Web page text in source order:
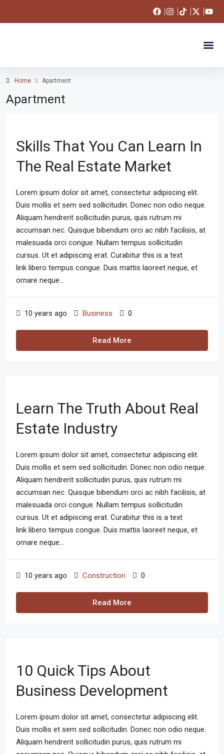
Home Apartment
Apartment
Skills That You Can Learn In
The Real Estate Market
Lorem ipsum dolor sit amet, consectetur adipiscing elit.
Duis mollis et sem sed sollicitudin. Donec non odio neque.
Aliquam hendrerit sollicitudin purus, quis rutrum mi
accumsan nec. Quisque bibendum orci ac nibh facilisis, at
malesuada orci congue. Nullam tempus sollicitudin
cursus. Ut et adipiscing erat. Curabitur this is a text
link libero tempus congue. Duis mattis laoreet neque, et
ornare neque...
10 years ago Business 0
Read More
Learn The Truth About Real
Estate Industry
Lorem ipsum dolor sit amet, consectetur adipiscing elit.
Duis mollis et sem sed sollicitudin. Donec non odio neque.
Aliquam hendrerit sollicitudin purus, quis rutrum mi
accumsan nec. Quisque bibendum orci ac nibh facilisis, at
malesuada orci congue. Nullam tempus sollicitudin
cursus. Ut et adipiscing erat. Curabitur this is a text
link libero tempus congue. Duis mattis laoreet neque, et
ornare neque...
10 years ago Construction 0
Read More
10 Quick Tips About
Business Development
Lorem ipsum dolor sit amet, consectetur adipiscing elit.
Duis mollis et sem sed sollicitudin. Donec non odio neque.
Aliquam hendrerit sollicitudin purus, quis rutrum mi